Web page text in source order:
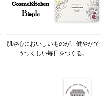
肌や心においしいものが、健やかで
うつくしい毎日をつくる。